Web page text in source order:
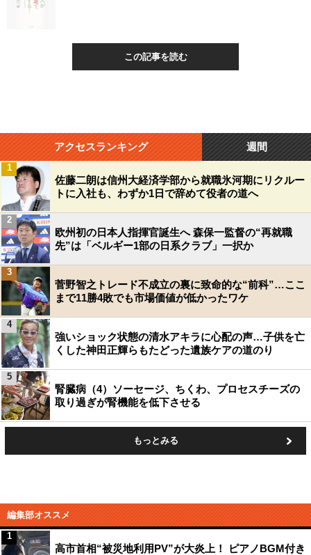
この記事を読む
アクセスランキング 週間
佐藤二朗は信州大経済学部から就職氷河期にリクルー
トに入社も、わずか1日で辞めて役者の道へ
1
欧州初の日本人指揮官誕生へ 森保一監督の“再就職
先”は「ベルギー1部の日系クラブ」一択か
2
菅野智之トレード不成立の裏に致命的な“前科”…ここ
まで11勝4敗でも市場価値が低かったワケ
3
強いショック状態の清水アキラに心配の声…子供を亡
くした神田正輝らもたどった遺族ケアの道のり
4
腎臓病（4）ソーセージ、ちくわ、プロセスチーズの
取り過ぎが腎機能を低下させる
5
もっとみる
編集部オススメ
高市首相“被災地利用PV”が大炎上！ ピアノBGM付き
1